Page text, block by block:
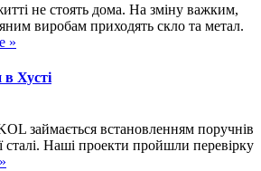
не стоять дома. На зміну важким,
виробам приходять скло та метал.
»
Хусті
займається встановленням поручнів
сталі. Наші проекти пройшли перевірку